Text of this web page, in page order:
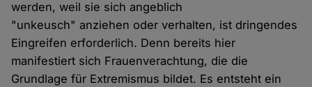
werden, weil sie sich angeblich
"unkeusch" anziehen oder verhalten, ist dringendes
Eingreifen erforderlich. Denn bereits hier
manifestiert sich Frauenverachtung, die die
Grundlage für Extremismus bildet. Es entsteht ein